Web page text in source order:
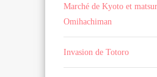
Marché de Kyoto et
Omihachiman
Invasion de Totoro